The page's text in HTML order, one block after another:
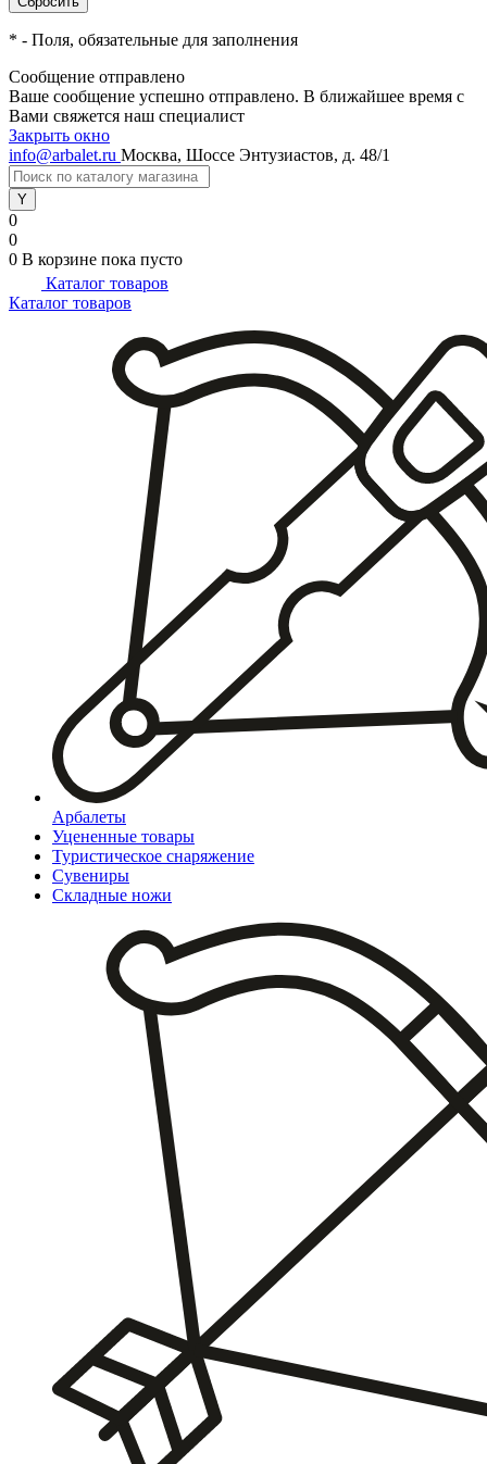
* - Поля, обязательные для заполнения
Сообщение отправлено
Ваше сообщение успешно отправлено. В ближайшее время с
Вами свяжется наш специалист
Закрыть окно
info@arbalet.ru Москва, Шоссе Энтузиастов, д. 48/1
0
0
0 В корзине пока пусто
Каталог товаров
Каталог товаров
Арбалеты
Уцененные товары
Туристическое снаряжение
Сувениры
Складные ножи